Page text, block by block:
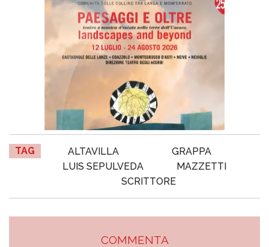
TAG ALTAVILLA
GRAPPA
LUIS SEPULVEDA
MAZZETTI
SCRITTORE
COMMENTA